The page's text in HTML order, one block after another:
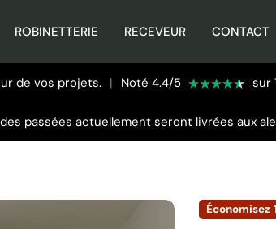
ROBINETTERIE RECEVEUR CONTACT
de vos projets. | Noté 4.4/5 sur
passées actuellement seront livrées aux
Économisez